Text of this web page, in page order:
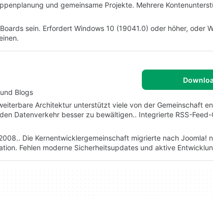
und gemeinsame Projekte. Mehrere
sein. Erfordert Windows 10 (19041.0) oder höher, oder
Blogs
Architektur unterstützt viele von der Gemeinschaft
Datenverkehr besser zu bewältigen.. Integrierte RSS-Feed-
Die Kernentwicklergemeinschaft migrierte nach Joomla!
Fehlen moderne Sicherheitsupdates und aktive